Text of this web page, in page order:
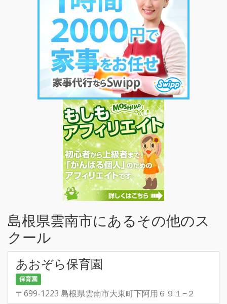
島根県雲南市にあるその他のス
クール
あおぞら保育園
保育園
〒699-1223 島根県雲南市大東町下阿用６９１−２